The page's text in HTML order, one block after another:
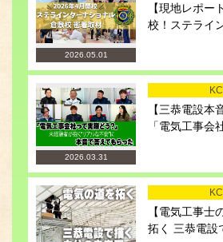
2026.05.01
【現地レポー
校！ステライ
2026.03.31
【三恭電設本
「電気工事会
【電気工事士
拓く 三恭電設